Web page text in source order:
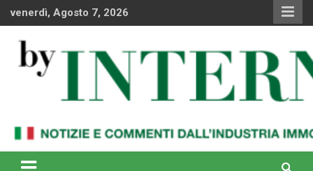
venerdì, Agosto 7, 2026
By Internews
internazionale